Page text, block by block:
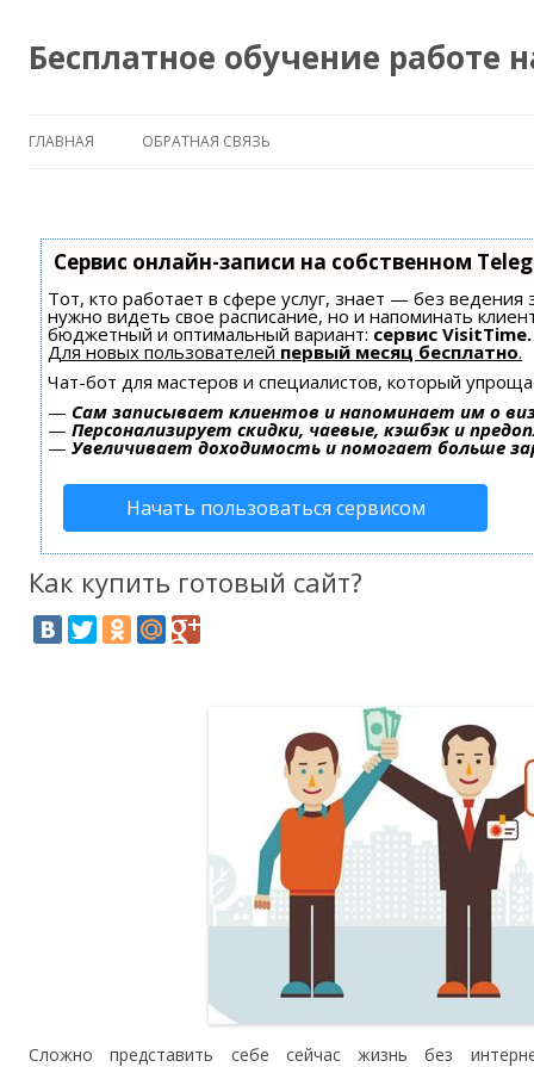
Бесплатное обучение работе
ГЛАВНАЯ ОБРАТНАЯ СВЯЗЬ
Сервис онлайн-записи на собственном
Тот, кто работает в сфере услуг, знает — без ведения
нужно видеть свое расписание, но и напоминать
бюджетный и оптимальный вариант: сервис VisitTime.
Для новых пользователей первый месяц бесплатно.
Чат-бот для мастеров и специалистов, который
— Сам записывает клиентов и напоминает им о
— Персонализирует скидки, чаевые, кэшбэк и
— Увеличивает доходимость и помогает больше
Начать пользоваться сервисом
Как купить готовый сайт?
Сложно представить себе сейчас жизнь без